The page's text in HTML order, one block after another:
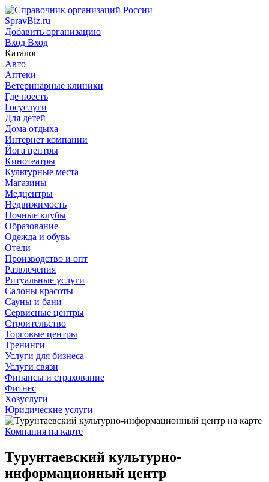
SpravBiz.ru
Добавить организацию
Вход Вход
Каталог
Авто
Аптеки
Ветеринарные клиники
Где поесть
Госуслуги
Для детей
Дома отдыха
Интернет компании
Йога центры
Кинотеатры
Культурные места
Магазины
Медцентры
Недвижимость
Ночные клубы
Образование
Одежда и обувь
Отели
Производство и опт
Развлечения
Ритуальные услуги
Салоны красоты
Сауны и бани
Сервисные центры
Строительство
Торговые центры
Тренинги
Услуги для бизнеса
Услуги связи
Финансы и страхование
Фитнес
Хозуслуги
Юридические услуги
Компания на карте
Турунтаевский культурно-
информационный центр